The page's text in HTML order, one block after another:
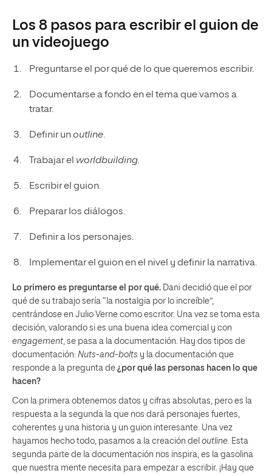
Los 8 pasos para escribir el guion de
un videojuego
Preguntarse el por qué de lo que queremos escribir.
Documentarse a fondo en el tema que vamos a
tratar.
Definir unoutline.
Trabajar el worldbuilding.
Escribir el guion.
Preparar los diálogos.
Definir a los personajes.
Implementar el guion en el nivel y definir la narrativa.
Lo primero es preguntarse el por qué. Dani decidió que el por
qué de su trabajo sería “la nostalgia por lo increíble”,
centrándose en Julio Verne como escritor. Una vez se toma esta
decisión, valorando si es una buena idea comercial y con
engagement , se pasa a la documentación. Hay dos tipos de
documentación: Nuts-and-bolts y la documentación que
responde a la pregunta de ¿por qué las personas hacen lo que
hacen?
Con la primera obtenemos datos y cifras absolutas, pero es la
respuesta a la segunda la que nos dará personajes fuertes,
coherentes y una historia y un guion interesante. Una vez
hayamos hecho todo, pasamos a la creación del outline . Esta
segunda parte de la documentación nos inspira, es la gasolina
que nuestra mente necesita para empezar a escribir. ¡Hay que